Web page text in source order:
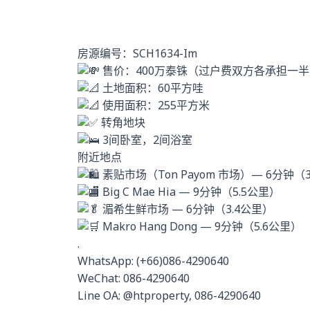
房源编号：SCH1634-Im
售价：400万泰铢（过户费双方各承担一半
土地面积：60平方哇
使用面积：255平方米
转角地块
3间卧室，2间浴室
附近地点
素贴市场（Ton Payom 市场）— 6分钟（
Big C Mae Hia — 9分钟（5.5公里）
湄希生鲜市场 — 6分钟（3.4公里）
Makro Hang Dong — 9分钟（5.6公里）
.
WhatsApp: (+66)086-4290640
WeChat: 086-4290640
Line OA: @htproperty, 086-4290640